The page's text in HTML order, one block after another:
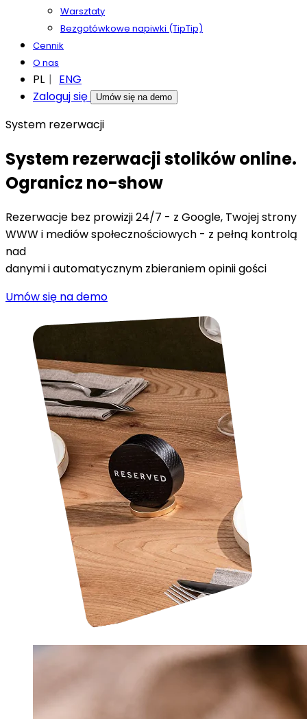
Warsztaty
Bezgotówkowe napiwki (TipTip)
Cennik
O nas
PL
ENG
Zaloguj się
Umów się na demo
System rezerwacji
System rezerwacji stolików online.
Ogranicz no-show
Rezerwacje bez prowizji 24/7 - z Google, Twojej strony
WWW i mediów społecznościowych - z pełną kontrolą
nad
danymi i automatycznym zbieraniem opinii gości
Umów się na demo